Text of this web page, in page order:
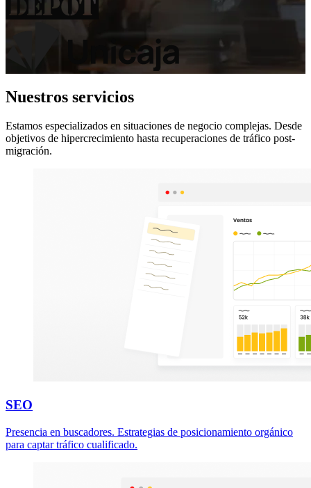
Nuestros servicios
Estamos especializados en situaciones de negocio complejas. Desde
objetivos de hipercrecimiento hasta recuperaciones de tráfico post-
migración.
SEO
Presencia en buscadores. Estrategias de posicionamiento orgánico
para captar tráfico cualificado.